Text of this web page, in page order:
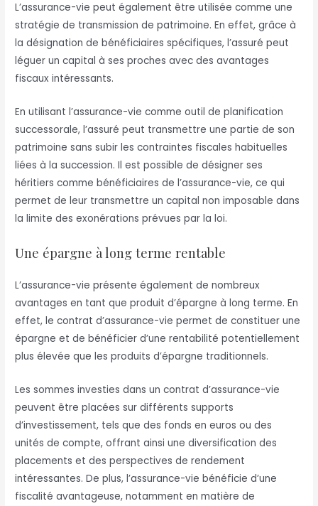
L’assurance-vie peut également être utilisée comme une
stratégie de transmission de patrimoine. En effet, grâce à
la désignation de bénéficiaires spécifiques, l’assuré peut
léguer un capital à ses proches avec des avantages
fiscaux intéressants.
En utilisant l’assurance-vie comme outil de planification
successorale, l’assuré peut transmettre une partie de son
patrimoine sans subir les contraintes fiscales habituelles
liées à la succession. Il est possible de désigner ses
héritiers comme bénéficiaires de l’assurance-vie, ce qui
permet de leur transmettre un capital non imposable dans
la limite des exonérations prévues par la loi.
Une épargne à long terme rentable
L’assurance-vie présente également de nombreux
avantages en tant que produit d’épargne à long terme. En
effet, le contrat d’assurance-vie permet de constituer une
épargne et de bénéficier d’une rentabilité potentiellement
plus élevée que les produits d’épargne traditionnels.
Les sommes investies dans un contrat d’assurance-vie
peuvent être placées sur différents supports
d’investissement, tels que des fonds en euros ou des
unités de compte, offrant ainsi une diversification des
placements et des perspectives de rendement
intéressantes. De plus, l’assurance-vie bénéficie d’une
fiscalité avantageuse, notamment en matière de